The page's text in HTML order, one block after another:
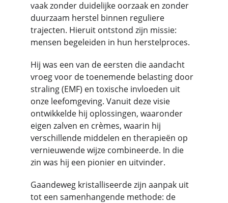
vaak zonder duidelijke oorzaak en zonder
duurzaam herstel binnen reguliere
trajecten. Hieruit ontstond zijn missie:
mensen begeleiden in hun herstelproces.
Hij was een van de eersten die aandacht
vroeg voor de toenemende belasting door
straling (EMF) en toxische invloeden uit
onze leefomgeving. Vanuit deze visie
ontwikkelde hij oplossingen, waaronder
eigen zalven en crèmes, waarin hij
verschillende middelen en therapieën op
vernieuwende wijze combineerde. In die
zin was hij een pionier en uitvinder.
Gaandeweg kristalliseerde zijn aanpak uit
tot een samenhangende methode: de